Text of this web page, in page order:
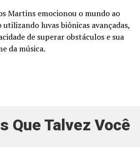
Martins emocionou o mundo ao
luvas biônicas avançadas,
de superar obstáculos e sua
da música.
Que Talvez Você